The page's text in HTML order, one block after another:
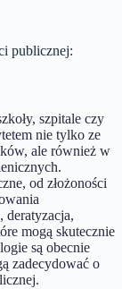
publicznej:
szpitale czy
nie tylko ze
ale również w
od złożoności
deratyzacja,
mogą skutecznie
są obecnie
zadecydować o